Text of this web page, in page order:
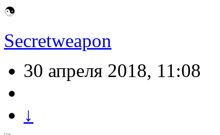
Secretweapon
30 апреля 2018, 11:08
↓